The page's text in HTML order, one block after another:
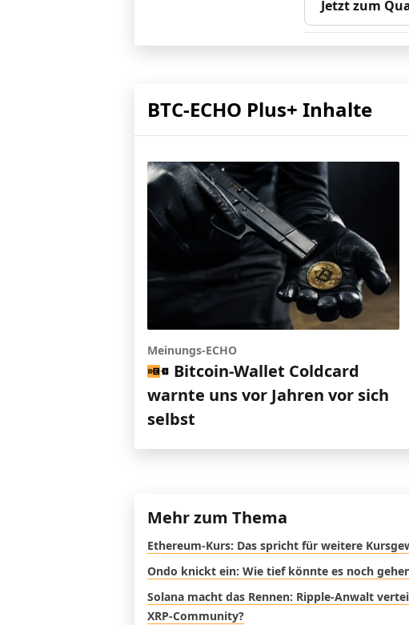
Jetzt zum
BTC-ECHO Plus+ Inhalte
Meinungs-ECHO
Bitcoin-Wallet Coldcard
warnte uns vor Jahren vor sich
selbst
Mehr zum Thema
Ethereum-Kurs: Das spricht für weitere
Ondo knickt ein: Wie tief könnte es noch
Solana macht das Rennen: Ripple-Anwalt
XRP-Community?